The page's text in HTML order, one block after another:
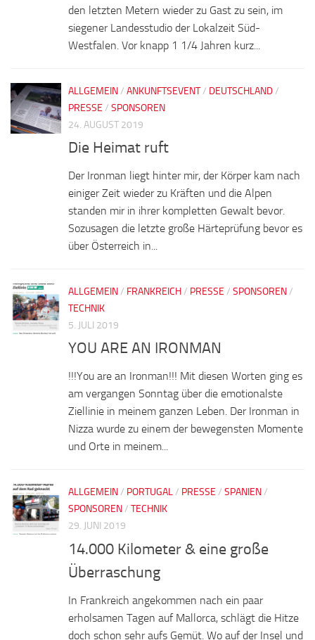
den letzten Metern wieder zu Gast zu sein, im
siegener Landesstudio der Lokalzeit Süd-
Westfalen. Vor knapp 1 1/4 Jahren kurz...
ALLGEMEIN/ ANKUNFTSEVENT/ DEUTSCHLAND/
PRESSE / SPONSOREN
24. AUGUST 2019
Die Heimat ruft
Der Ironman liegt hinter mir, der Körper kam nach
einiger Zeit wieder zu Kräften und die Alpen
standen mir in ihrer kompletten Gewalt bevor.
Sozusagen die letzte große Härteprüfung bevor es
über Österreich in...
ALLGEMEIN/ FRANKREICH/ PRESSE / SPONSOREN/
TECHNIK
5. JULI 2019
YOU ARE AN IRONMAN
!!!You are an Ironman!!! Mit diesen Worten ging es
am vergangen Sonntag über die emotionalste
Ziellinie in meinem ganzen Leben. Der Ironman in
Nizza wurde zu einem der bewegensten Momente
und Orte in meinem...
ALLGEMEIN/ PORTUGAL/ PRESSE / SPANIEN/
SPONSOREN/ TECHNIK
29. JUNI 2019
14.000 Kilometer & eine große
Überraschung
In Frankreich angekommen nach ein paar
erholsamen Tagen auf Mallorca, schlägt die Hitze
doch schon sehr aufs Gemüt. Wo auf der Insel und